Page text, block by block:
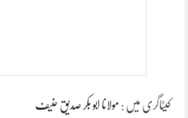
کیٹاگری میں : مولانا ابو بکر صدیق حنیف